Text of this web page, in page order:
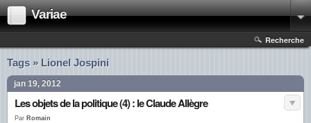
Variae
Recherche
Tags » Lionel Jospini
jan 19, 2012
Les objets de la politique (4) : le Claude Allègre
Par Romain